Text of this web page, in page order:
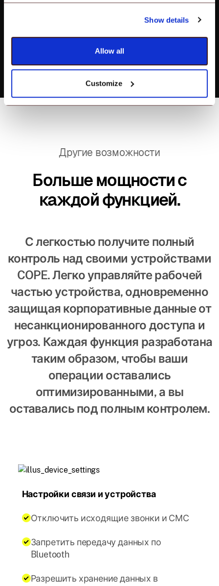
Show details
Allow all
Customize
новых учетных записей
Google.
Другие возможности
Больше мощности с
каждой функцией.
С легкостью получите полный
контроль над своими устройствами
COPE. Легко управляйте рабочей
частью устройства, одновременно
защищая корпоративные данные от
несанкционированного доступа и
угроз. Каждая функция разработана
таким образом, чтобы ваши
операции оставались
оптимизированными, а вы
оставались под полным контролем.
Настройки связи и устройства
Отключить исходящие звонки и СМС
Запретить передачу данных по
Bluetooth
Разрешить хранение данных в